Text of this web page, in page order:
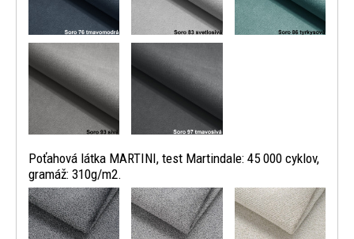
Poťahová látka MARTINI, test Martindale: 45 000 cyklov,
gramáž: 310g/m2.